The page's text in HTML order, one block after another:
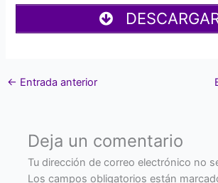
← Entrada anterior
Deja un comentario
Tu dirección de correo electrónico no
Los campos obligatorios están